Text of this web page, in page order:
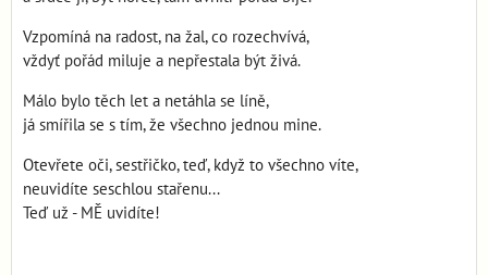
Vzpomíná na radost, na žal, co rozechvívá,
vždyť pořád miluje a nepřestala být živá.
Málo bylo těch let a netáhla se líně,
já smířila se s tím, že všechno jednou mine.
Otevřete oči, sestřičko, teď, když to všechno víte,
neuvidíte seschlou stařenu...
Teď už - MĚ uvidíte!